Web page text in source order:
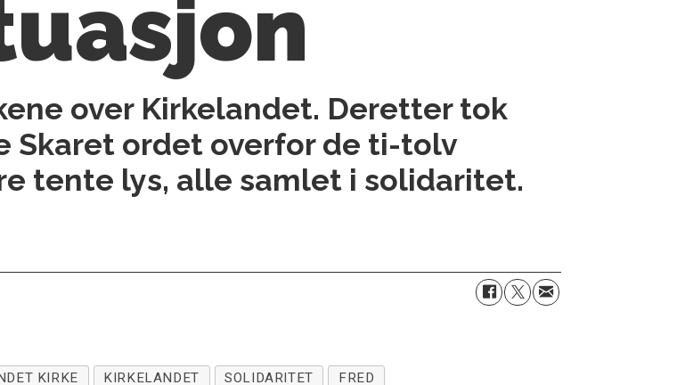
over Kirkelandet. Deretter tok
Skaret ordet overfor de ti-tolv
tente lys, alle samlet i solidaritet.
KIRKE KIRKELANDET SOLIDARITET FRED